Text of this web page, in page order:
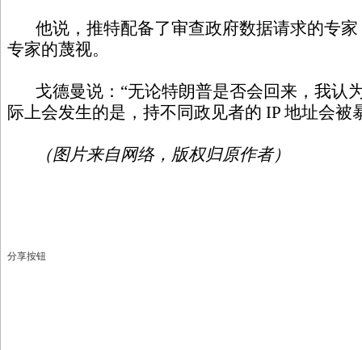
他说，推特配备了审查政府数据请求的专家
专家的蔑视。
戈德曼说：“无论特朗普是否会回来，我认
际上会发生的是，持不同政见者的 IP 地址会被
（图片来自网络，版权归原作者）
分享按钮